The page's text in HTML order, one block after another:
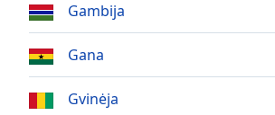
off
selected
Audio
Gambija
Gana
Gvinėja